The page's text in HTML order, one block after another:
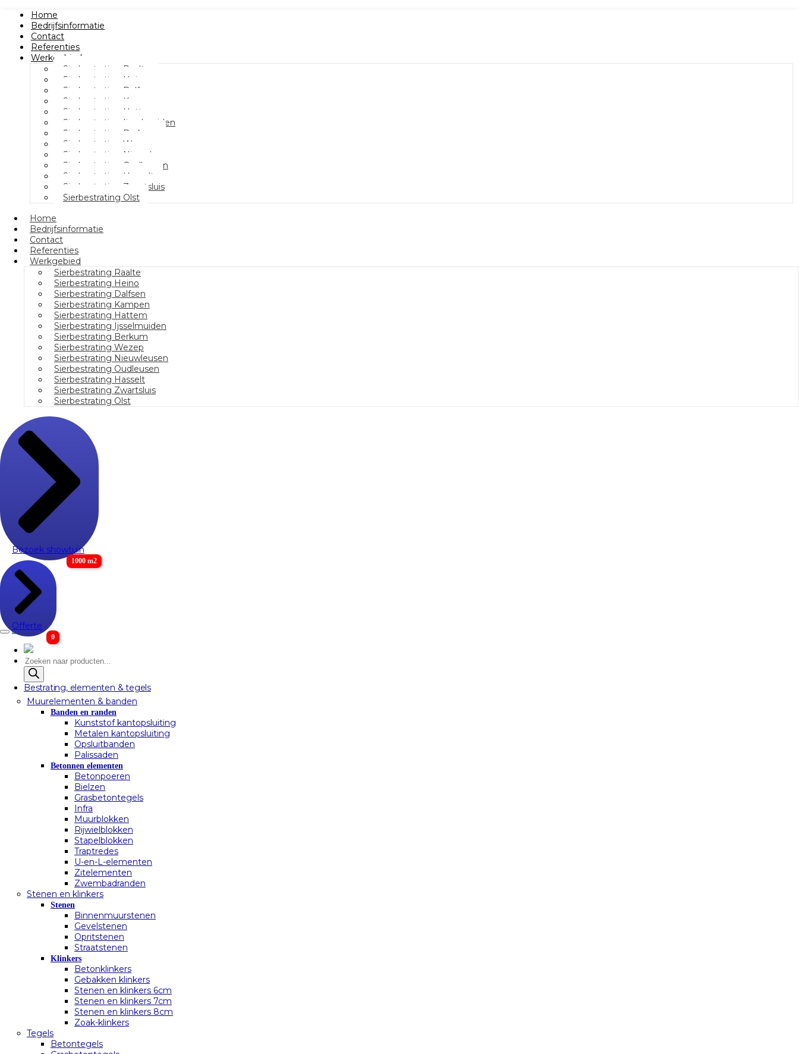
Home
Bedrijfsinformatie
Contact
Referenties
Werkgebied
Sierbestrating Raalte
Sierbestrating Heino
Sierbestrating Dalfsen
Sierbestrating Kampen
Sierbestrating Hattem
Sierbestrating Ijsselmuiden
Sierbestrating Berkum
Sierbestrating Wezep
Sierbestrating Nieuwleusen
Sierbestrating Oudleusen
Sierbestrating Hasselt
Sierbestrating Zwartsluis
Sierbestrating Olst
Home
Bedrijfsinformatie
Contact
Referenties
Werkgebied
Sierbestrating Raalte
Sierbestrating Heino
Sierbestrating Dalfsen
Sierbestrating Kampen
Sierbestrating Hattem
Sierbestrating Ijsselmuiden
Sierbestrating Berkum
Sierbestrating Wezep
Sierbestrating Nieuwleusen
Sierbestrating Oudleusen
Sierbestrating Hasselt
Sierbestrating Zwartsluis
Sierbestrating Olst
Bezoek showtuin
1000 m2
Offerte
0
Producten
zoeken
Bestrating, elementen & tegels
Muurelementen & banden
Banden en randen
Kunststof kantopsluiting
Metalen kantopsluiting
Opsluitbanden
Palissaden
Betonnen elementen
Betonpoeren
Bielzen
Grasbetontegels
Infra
Muurblokken
Rijwielblokken
Stapelblokken
Traptredes
U-en-L-elementen
Zitelementen
Zwembadranden
Stenen en klinkers
Stenen
Binnenmuurstenen
Gevelstenen
Opritstenen
Straatstenen
Klinkers
Betonklinkers
Gebakken klinkers
Stenen en klinkers 6cm
Stenen en klinkers 7cm
Stenen en klinkers 8cm
Zoak-klinkers
Tegels
Betontegels